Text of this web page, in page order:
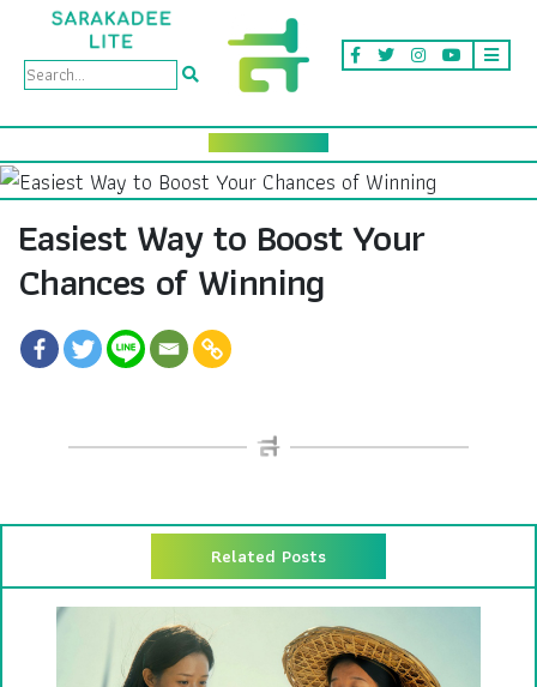
Easiest Way to Boost Your
Chances of Winning
Related Posts